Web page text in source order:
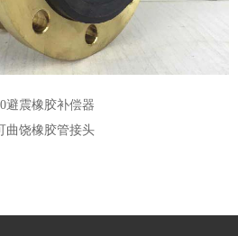
避震橡胶补偿器
曲饶橡胶管接头